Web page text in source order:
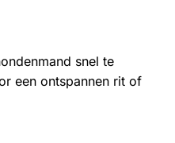
snel te
een ontspannen rit of